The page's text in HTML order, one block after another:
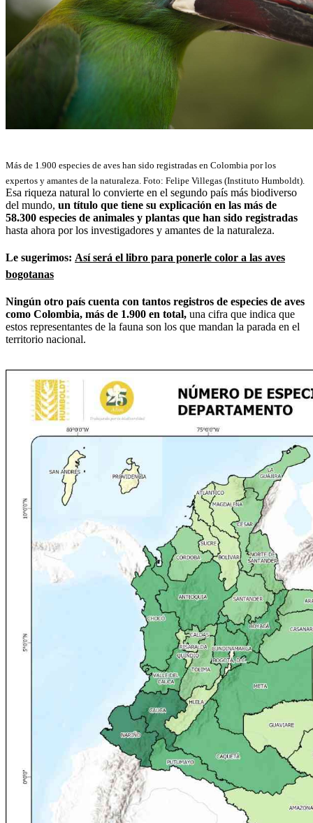
Más de 1.900 especies de aves han sido registradas en Colombia por los
expertos y amantes de la naturaleza. Foto: Felipe Villegas (Instituto Humboldt).
Esa riqueza natural lo convierte en el segundo país más biodiverso
del mundo, un título que tiene su explicación en las más de
58.300 especies de animales y plantas que han sido registradas
hasta ahora por los investigadores y amantes de la naturaleza.
Le sugerimos: Así será el libro para ponerle color a las aves
bogotanas
Ningún otro país cuenta con tantos registros de especies de aves
como Colombia, más de 1.900 en total, una cifra que indica que
estos representantes de la fauna son los que mandan la parada en el
territorio nacional.